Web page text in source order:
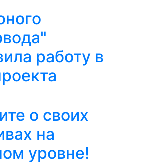
работу в
о своих
на
уровне!